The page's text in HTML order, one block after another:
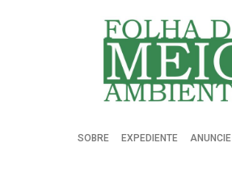
Folha do Meio Ambiente
SOBRE EXPEDIENTE ANUNCIE